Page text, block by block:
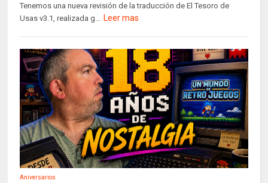
Tenemos una nueva revisión de la traducción de El Tesoro de
Usas v3.1, realizada g...
Leer mas
Aniversarios